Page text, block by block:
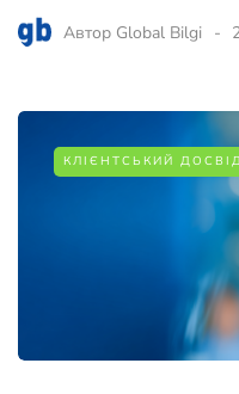
Автор Global Bilgi
КЛІЄНТСЬКИЙ